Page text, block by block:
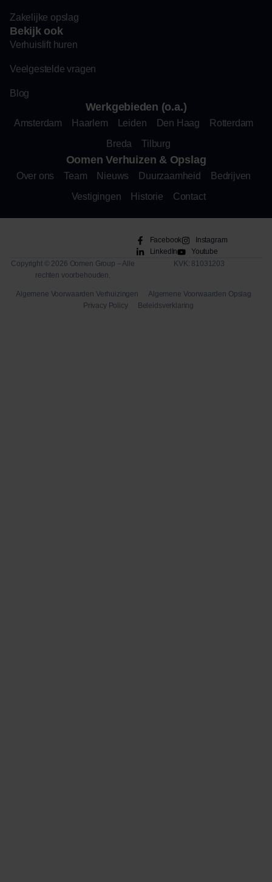
Zakelijke opslag
Bekijk ook
Verhuislift huren
Veelgestelde vragen
Blog
Werkgebieden (o.a.)
Amsterdam Haarlem Leiden Den Haag
Rotterdam
Breda
Tilburg
Oomen Verhuizen & Opslag
Over ons Team Nieuws Duurzaamheid
Bedrijven
Vestigingen
Historie Contact
Facebook
Instagram
LinkedIn
Youtube
Copyright © 2026 Oomen Group – Alle
rechten voorbehouden.
KVK: 81031203
Algemene Voorwaarden Verhuizingen
Algemene Voorwaarden Opslag
Privacy Policy
Beleidsverklaring